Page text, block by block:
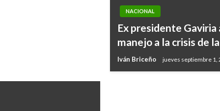
NACIONAL
Ex presidente
manejo a la crisis de
Iván Briceño jueves septiembre 1,
Fue incautada la
pública en Ibagué